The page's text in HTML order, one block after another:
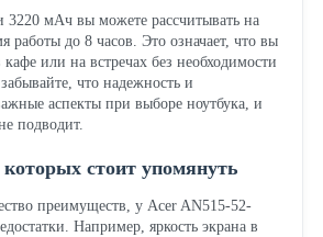
3220 мАч вы можете рассчитывать на
работы до 8 часов. Это означает, что вы
кафе или на встречах без необходимости
что надежность и
аспекты при выборе ноутбука, и
подводит.
стоит упомянуть
преимуществ, у Acer AN515-52-
Например, яркость экрана в